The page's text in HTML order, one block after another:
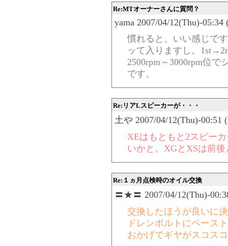
Re:MTオーナーさんに質問？
yama 2007/04/12(Thu)-05:34
慣れると、いい感じで
ッて入りますし。
2500rpm～3000rpm位
です。
Re:リアLスピーカーが・・・
土や 2007/04/12(Thu)-00:51
XEはもともと2スピー
いかと。XGとXSは前
Re:１ヵ月点検時のオイル交換
〓★〓 2007/04/12(Thu)-
交換したほうが良いに
ドレンボルトにペース
おかげでギヤがスコス